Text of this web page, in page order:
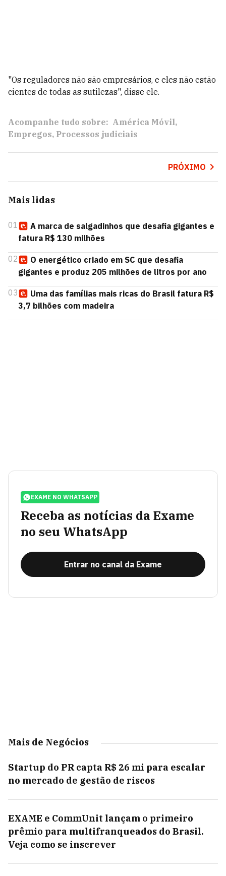
"Os reguladores não são empresários, e eles não estão
cientes de todas as sutilezas", disse ele.
Acompanhe tudo sobre: América Móvil
Empregos Processos judiciais
PRÓXIMO
Mais lidas
01
A marca de salgadinhos que desafia gigantes e
fatura R$ 130 milhões
02
O energético criado em SC que desafia
gigantes e produz 205 milhões de litros por ano
03
Uma das famílias mais ricas do Brasil fatura R$
3,7 bilhões com madeira
EXAME NO WHATSAPP
Receba as notícias da Exame
no seu WhatsApp
Entrar no canal da Exame
Mais de Negócios
Startup do PR capta R$ 26 mi para escalar
no mercado de gestão de riscos
EXAME e CommUnit lançam o primeiro
prêmio para multifranqueados do Brasil.
Veja como se inscrever